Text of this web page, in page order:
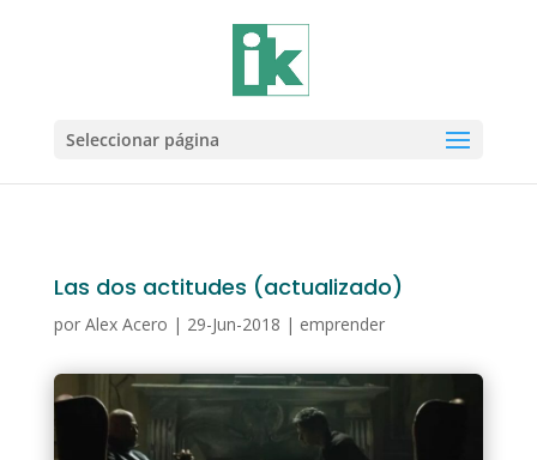
Seleccionar página
Las dos actitudes (actualizado)
por Alex Acero | 29-Jun-2018 | emprender